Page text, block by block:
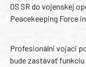
OS SR do vojenskej
Peacekeeping Force
Profesionálni vojaci
bude zastávať